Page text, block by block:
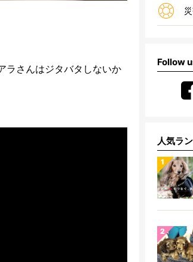
ラさんはジタバタしないか
Follow
人気ラ